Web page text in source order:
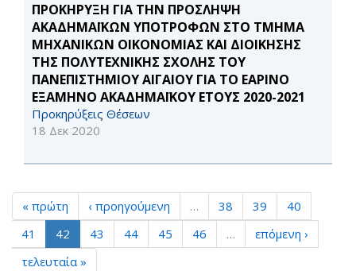
ΠΡΟΚΗΡΥΞΗ ΓΙΑ ΤΗΝ ΠΡΟΣΛΗΨΗ
ΑΚΑΔΗΜΑΪΚΩΝ ΥΠΟΤΡΟΦΩΝ ΣΤΟ ΤΜΗΜΑ
ΜΗΧΑΝΙΚΩΝ ΟΙΚΟΝΟΜΙΑΣ ΚΑΙ ΔΙΟΙΚΗΣΗΣ
ΤΗΣ ΠΟΛΥΤΕΧΝΙΚΗΣ ΣΧΟΛΗΣ ΤΟΥ
ΠΑΝΕΠΙΣΤΗΜΙΟΥ ΑΙΓΑΙΟΥ ΓΙΑ ΤΟ ΕΑΡΙΝΟ
ΕΞΑΜΗΝΟ ΑΚΑΔΗΜΑΪΚΟΥ ΕΤΟΥΣ 2020-2021
Προκηρύξεις Θέσεων
18 Δεκ 2020
« πρώτη ‹ προηγούμενη … 38 39
40
41
42 43 44 45 46 …
επόμενη ›
τελευταία »